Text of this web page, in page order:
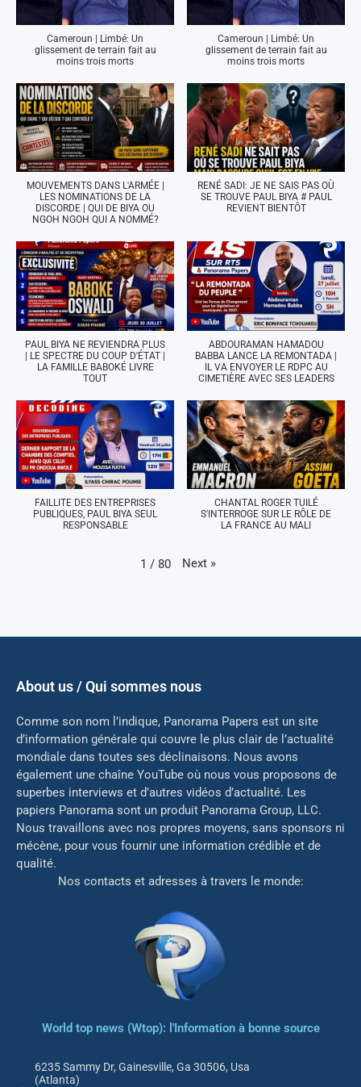
Cameroun | Limbé: Un
glissement de terrain fait au
moins trois morts
Cameroun | Limbé: Un
glissement de terrain fait au
moins trois morts
MOUVEMENTS DANS L'ARMÉE |
LES NOMINATIONS DE LA
DISCORDE | QUI DE BIYA OU
NGOH NGOH QUI A NOMMÉ?
RENÉ SADI: JE NE SAIS PAS OÙ
SE TROUVE PAUL BIYA # PAUL
REVIENT BIENTÔT
PAUL BIYA NE REVIENDRA PLUS
| LE SPECTRE DU COUP D'ÉTAT |
LA FAMILLE BABOKÉ LIVRE
TOUT
ABDOURAMAN HAMADOU
BABBA LANCE LA REMONTADA |
IL VA ENVOYER LE RDPC AU
CIMETIÈRE AVEC SES LEADERS
FAILLITE DES ENTREPRISES
PUBLIQUES, PAUL BIYA SEUL
RESPONSABLE
CHANTAL ROGER TUILÉ
S'INTERROGE SUR LE RÔLE DE
LA FRANCE AU MALI
1 / 80 Next »
About us / Qui sommes nous
Comme son nom l’indique, Panorama Papers est un site
d’information générale qui couvre le plus clair de l’actualité
mondiale dans toutes ses déclinaisons. Nous avons
également une chaîne YouTube où nous vous proposons de
superbes interviews et d’autres vidéos d’actualité. Les
papiers Panorama sont un produit Panorama Group, LLC.
Nous travaillons avec nos propres moyens, sans sponsors ni
mécène, pour vous fournir une information crédible et de
qualité.
Nos contacts et adresses à travers le monde:
World top news (Wtop): l'Information à bonne source
6235 Sammy Dr, Gainesville, Ga 30506, Usa
(Atlanta)